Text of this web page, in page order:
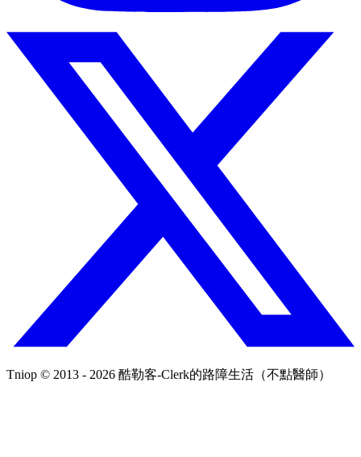
Tniop © 2013 - 2026 酷勒客-Clerk的路障生活（不點醫師）